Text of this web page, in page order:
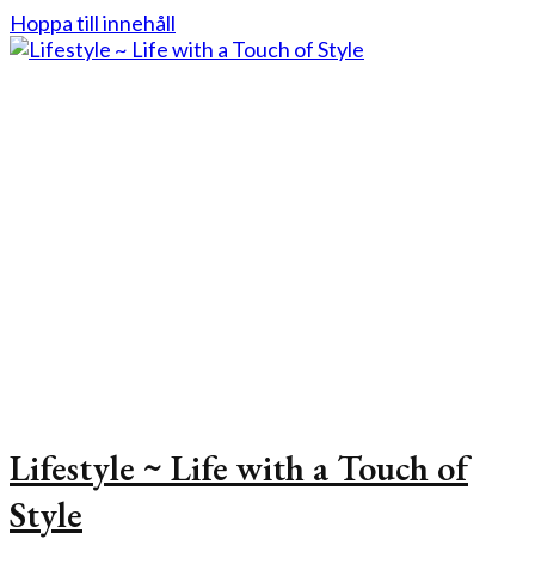
Hoppa till innehåll
Lifestyle ~ Life with a Touch of
Style